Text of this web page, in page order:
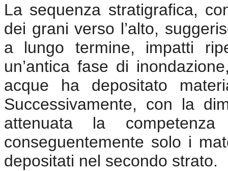
La sequenza stratigrafica,
dei grani verso l’alto,
a lungo termine, impatti
un’antica fase di
acque ha depositato
Successivamente, con la
attenuata la
conseguentemente solo i
depositati nel secondo strato.